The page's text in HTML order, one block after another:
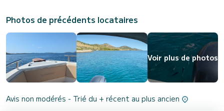
Photos de précédents locataires
Voir plus de photos
Avis non modérés - Trié du + récent au plus ancien